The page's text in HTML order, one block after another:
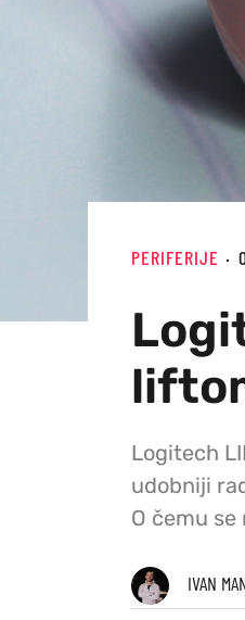
PERIFERIJE
Logitech
udobniji
O čemu
IVAN